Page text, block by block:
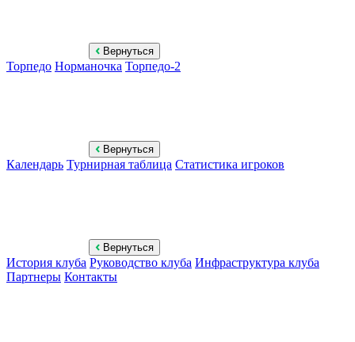
Вернуться
Торпедо Норманочка Торпедо-2
Вернуться
Календарь Турнирная таблица Статистика игроков
Вернуться
История клуба Руководство клуба Инфраструктура клуба
Партнеры Контакты